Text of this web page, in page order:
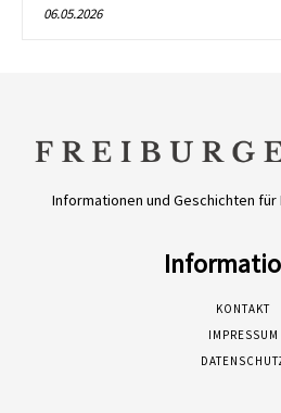
06.05.2026
Informationen und Geschichten
KONTAKT
IMPRESSUM